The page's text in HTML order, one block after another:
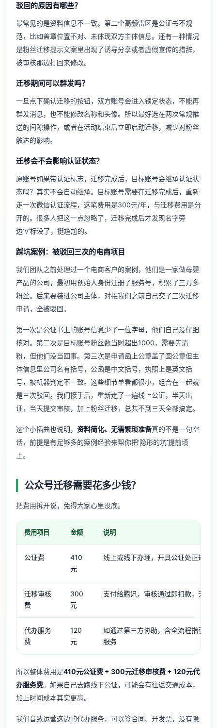
驳回的原因有哪些？
最常见的是资料信息不一致。第二个高频雷区是公证书不规
范，比如盖章位置不对、未体现双方主体信息。还有一种情况
是粉丝迁移提示文案里出现了诱导分享或者虚假宣传的措辞，
被审核那边打回来修改。
迁移期间可以群发吗？
一旦点下确认迁移的按钮，双方账号会进入锁定状态，不能再
群发消息，也不能修改名称和头像。所以最好选在两次常规推
送的间隙操作，或者在活动结束后立即启动迁移，减少对粉丝
触达的影响。
迁移会不会影响认证状态？
原账号如果带认证标志，迁移完成后，目标账号会继承认证状
态吗？其实不会自动继承。目标账号需要在迁移完成后，重新
走一次微信认证流程，这笔费用是300元/年，与迁移费用是分
开的。很多人把这一点忽略了，迁移完成后才发现名字旁
边‘V’标没了，挺尴尬的。
踩坑案例：被驳回三次的电商项目
我们团队之前处理过一个电商客户的案例，他们是一家做母婴
产品的公司，最初用创始人身份注册了服务号，积累了三万多
粉丝。后来要装进公司主体，对接我们之前自己交了三次迁移
申请，全被驳回。
第一次是公证书上的账号信息少了一位字母，他们自己没仔细
核对。第二次是目标账号粉丝数当时超出1000，需要先清
粉，但他们没当回事。第三次是申请函上公章盖了圆公章但主
体信息里公司名有括号，公函是中文括号，执照上是英文括
号，被机器判定不一致。这些细节单看都很小，组合在一起就
是三次驳回。我们接手后，重新走了一遍线上公证，半天出
证，当天提交审核，加上粉丝迁移，总共不到三天全部搞定。
这个小插曲也说明， 资料简化、无需繁琐准备真的不是一句空
话，前提是有足够多的案例经验来帮你把‘隐形的坑’提前填
上。
公众号迁移需要花多少钱？
把费用拆开说，免得大家心里没底。
费用项目 金额 说明
公证费
410
元
线上或线下办理，开具公证处正规票
迁移审核
费
300
元
支付给腾讯，审核通过即扣款，无论
代办服务
费
120
元
如通过第三方协助，含全流程指引、
服务
所以整体费用是410元公证费 + 300元迁移审核费 + 120元代
办服务费。如果自己去跑线下公证，可能会有往返交通成本，
加上时间成本其实更高。
我们音致运营这边的代办服务，可以签合同、开发票，没有隐